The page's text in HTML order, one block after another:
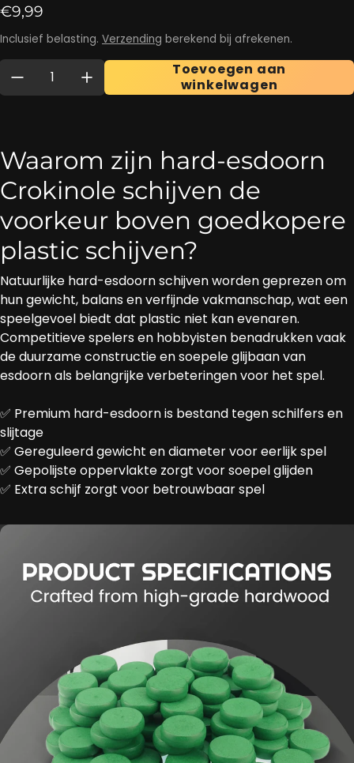
Reguliere prijs
€9,99
Inclusief belasting. Verzending berekend bij afrekenen.
Hoeveelheid:
Toevoegen aan
winkelwagen
Waarom zijn hard-esdoorn
Crokinole schijven de
voorkeur boven goedkopere
plastic schijven?
Natuurlijke hard-esdoorn schijven worden geprezen om
hun gewicht, balans en verfijnde vakmanschap, wat een
speelgevoel biedt dat plastic niet kan evenaren.
Competitieve spelers en hobbyisten benadrukken vaak
de duurzame constructie en soepele glijbaan van
esdoorn als belangrijke verbeteringen voor het spel.
✅ Premium hard-esdoorn is bestand tegen schilfers en
slijtage
✅ Gereguleerd gewicht en diameter voor eerlijk spel
✅ Gepolijste oppervlakte zorgt voor soepel glijden
✅ Extra schijf zorgt voor betrouwbaar spel